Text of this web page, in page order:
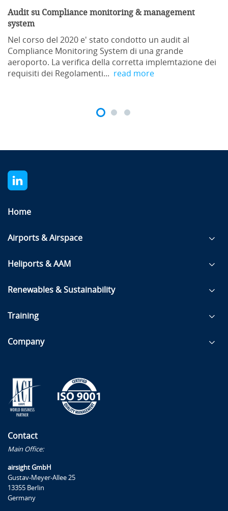
Audit su Compliance monitoring & management
system
Nel corso del 2020 e' stato condotto un audit al
Compliance Monitoring System di una grande
aeroporto. La verifica della corretta implemtazione dei
requisiti dei Regolamenti... read more
Home
Airports & Airspace
Heliports & AAM
Renewables & Sustainability
Training
Company
Contact
Main Office:
airsight GmbH
Gustav-Meyer-Allee 25
13355 Berlin
Germany